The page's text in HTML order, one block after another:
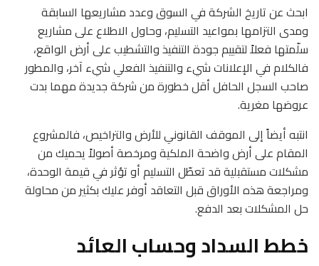
ابحث عن تاريخ الشركة في السوق وعدد مشاريعها السابقة
ومدى التزامها بمواعيد التسليم، وحاول الاطلاع على مشاريع
سلّمتها فعلاً لتقييم جودة التنفيذ والتشطيب على أرض الواقع،
فالكلام في الإعلانات شيء والتنفيذ الفعلي شيء آخر، والمطور
صاحب السجل الحافل أقل خطورة من شركة جديدة مهما بدت
عروضها مغرية.
انتبه أيضاً إلى الموقف القانوني للأرض والتراخيص، فالمشروع
المقام على أرض واضحة الملكية ومرخصة أصولاً يحميك من
مشكلات مستقبلية قد تعطّل التسليم أو تؤثر في قيمة الوحدة،
ومراجعة هذه الأوراق قبل التعاقد أوفر عليك بكثير من محاولة
حل المشكلات بعد الدفع.
خطط السداد وحساب العائد